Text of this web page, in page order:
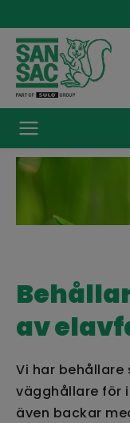
av
Vi har behållare
vägghållare för
även backar